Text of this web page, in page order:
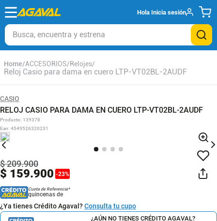
Hola Inicia sesión
Busca, encuentra y estrena
ACCESORIOS Relojes
Reloj Casio para dama en cuero LTP-VT02BL-2AUDF
CASIO
RELOJ CASIO PARA DAMA EN CUERO LTP-VT02BL-2AUDF
Producto: 139378
Ean: 4549526320231
$ 159.900 -23%
$209.900
Cuota de Referencia*
quincenas de
¿Ya tienes Crédito Agaval?Consulta tu cupo
¿AÚN NO TIENES CRÉDITO AGAVAL?